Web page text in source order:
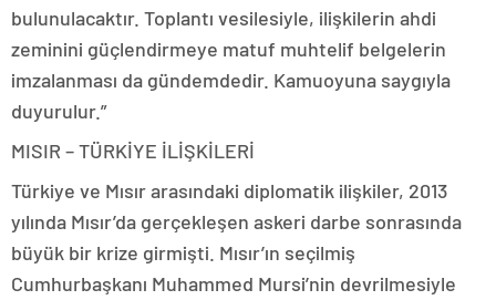
bulunulacaktır. Toplantı vesilesiyle, ilişkilerin ahdi
zeminini güçlendirmeye matuf muhtelif belgelerin
imzalanması da gündemdedir. Kamuoyuna saygıyla
duyurulur.”
MISIR – TÜRKİYE İLİŞKİLERİ
Türkiye ve Mısır arasındaki diplomatik ilişkiler, 2013
yılında Mısır’da gerçekleşen askeri darbe sonrasında
büyük bir krize girmişti. Mısır’ın seçilmiş
Cumhurbaşkanı Muhammed Mursi’nin devrilmesiyle